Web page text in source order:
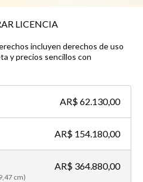
LICENCIA
incluyen derechos de uso
y precios sencillos con
AR$ 62.130,00
AR$ 154.180,00
cm)
AR$ 364.880,00